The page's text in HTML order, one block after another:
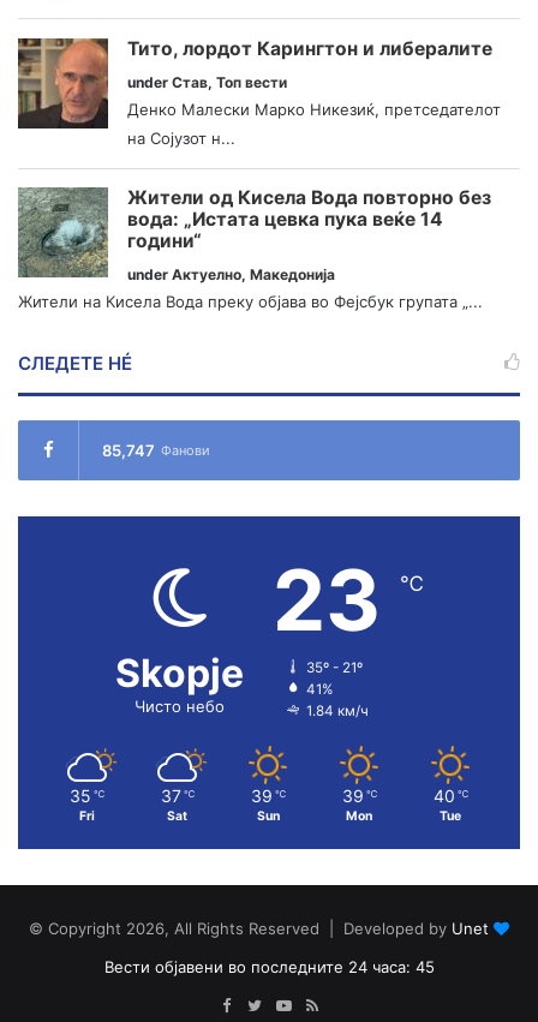
Тито, лордот Карингтон и либералите
under Став, Топ вести
Денко Малески Марко Никезиќ, претседателот
на Сојузот н...
Жители од Кисела Вода повторно без
вода: „Истата цевка пука веќе 14
години“
under Актуелно, Македонија
Жители на Кисела Вода преку објава во Фејсбук групата „...
СЛЕДЕТЕ НÉ
85,747 Фанови
Skopje
Чисто небо
23 ℃
35º - 21º
41%
1.84 км/ч
35 ℃
Fri
37 ℃
Sat
39 ℃
Sun
39 ℃
Mon
40 ℃
Tue
© Copyright 2026, All Rights Reserved | Developed by Unet
Вести објавени во последните 24 часа: 45
Facebook
TwitterYouTube
RSS